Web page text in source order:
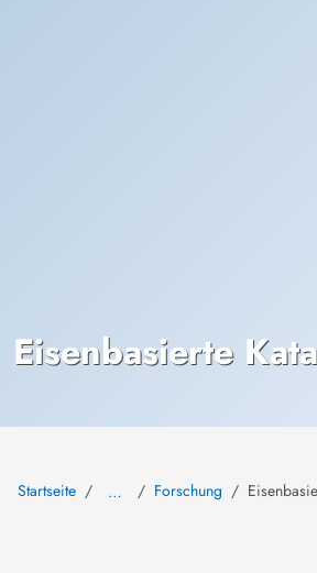
Eisenbasierte
Startseite … Forschung